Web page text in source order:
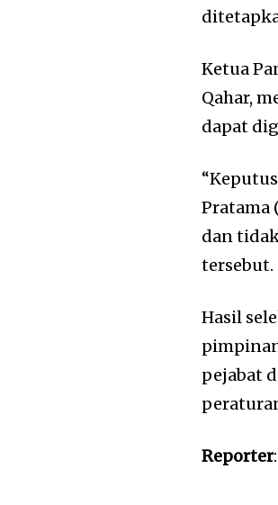
Ketua
Qahar,
dapat
Pratama
dan
tersebut.
Hasil
pejabat
Reporter